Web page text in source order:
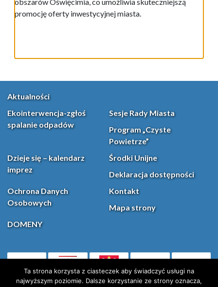
obszarów Oświęcimia, co umożliwia skuteczniejszą
promocję oferty inwestycyjnej miasta.
Aktualności
Ekointerwencja-zgłoś
spalanie odpadów
Sesje Rady Miasta
Program „Czyste
Powietrze”
Dzieje się – kalendarz
imprez
Środki Unijne
Deklaracja dostępności
Ochrona Danych
Osobowych
Kontakt
Mapa strony
DOMENY
(otwiera się w nowej karcie)Facebook
Ta strona korzysta z ciasteczek aby świadczyć usługi na
najwyższym poziomie. Dalsze korzystanie ze strony oznacza,